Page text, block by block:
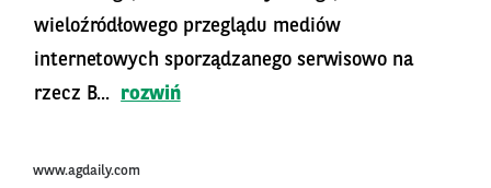
wieloźródłowego przeglądu mediów
internetowych sporządzanego serwisowo na
rzecz B...
rozwiń
www.agdaily.com